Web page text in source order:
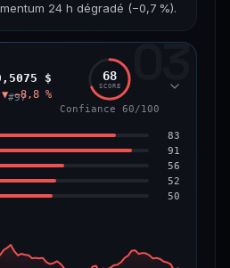
24 h dégradé (−0,7 %).
VOLUME 24 H
VAR. 30 J
−22,2 %
RANG CAPI.
#143
69/100
03
#97
$
▼ −8,8 %
68
SCORE
Confiance 60/100
83
91
56
52
50